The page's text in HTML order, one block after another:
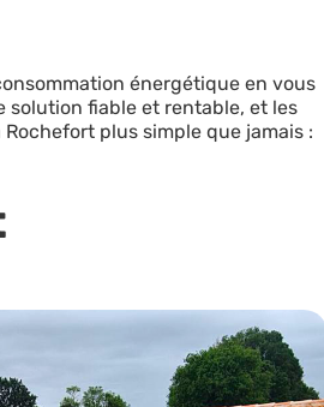
énergétique en vous
solution fiable et rentable, et les
plus simple que jamais :